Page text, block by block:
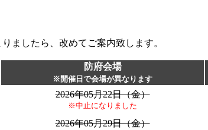
ましたら、改めてご案内致します。
防府会場
※開催日で会場が異なります
2026年05月22日（金）
※中止になりました
2026年05月29日（金）